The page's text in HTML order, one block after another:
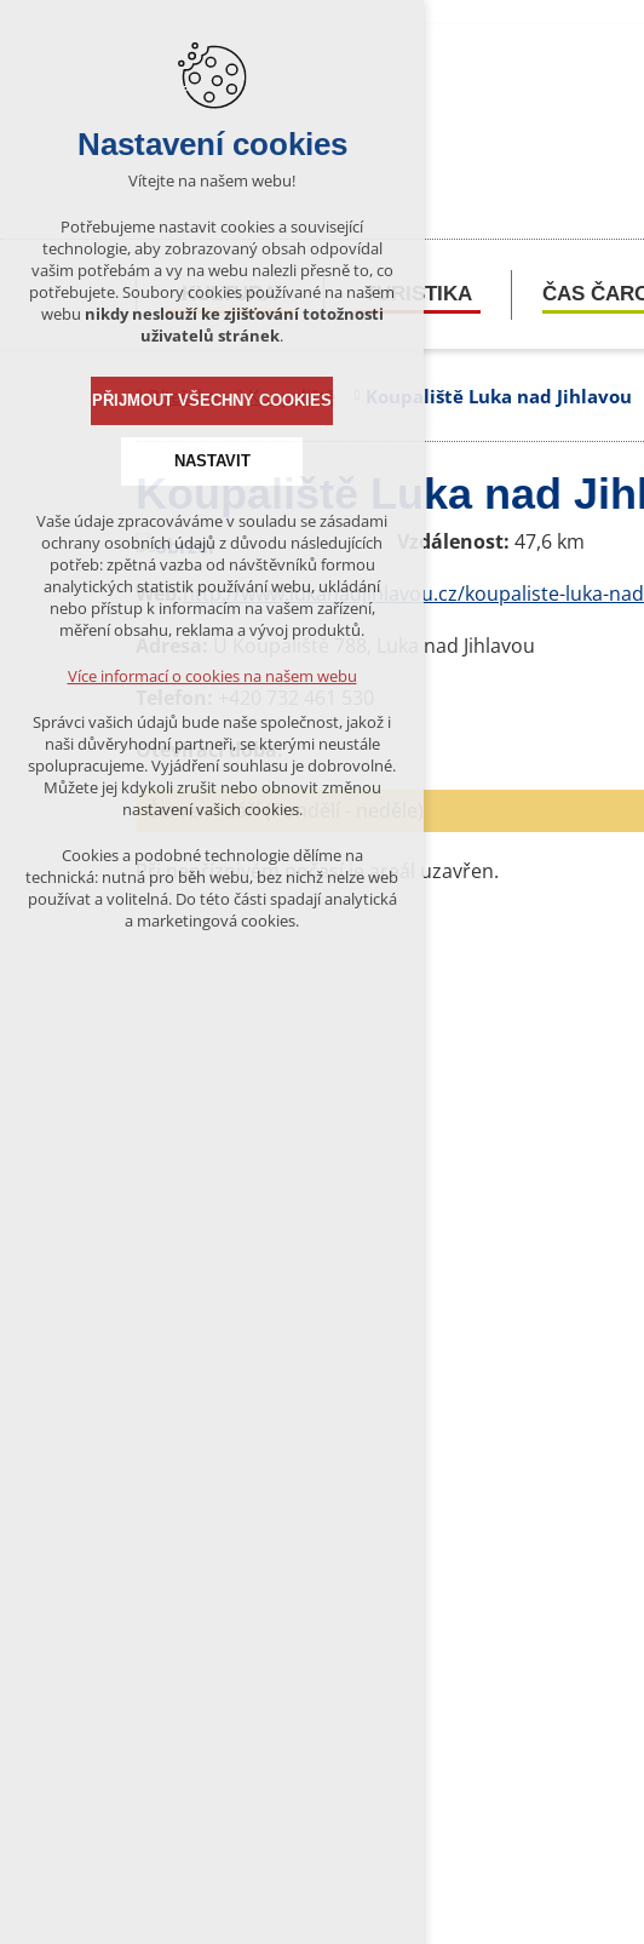
KULTURA TURISTIKA ČAS
Bítešsko Koupaliště Koupaliště Luka nad Jihlavou
Koupaliště Luka nad
Vzdálenost: 47,6 km
Web:http://www.lukanadjihlavou.cz/koupaliste-luka-
Adresa:
U Koupaliště 788, Luka nad Jihlavou
Otevírací doba:
Červen - září (Pondělí - neděle)
Při nepříznivém počasí je areál uzavřen.
Nastavení cookies
Vítejte na našem webu!
Potřebujeme nastavit cookies a související
technologie, aby zobrazovaný obsah odpovídal
vašim potřebám a vy na webu nalezli přesně to, co
potřebujete. Soubory cookies používané na našem
webu nikdy neslouží ke zjišťování totožnosti
uživatelů stránek.
PŘIJMOUT VŠECHNY COOKIES
NASTAVIT
Technická cookies
nutná pro provozování webu
udržení kontextu stránek (session):
případná přihlášení, volby jazyka, apod.
analytická pro anonymizované
vyhodnocení návštěvnosti
marketingová cookies (Google)
Více informací o cookies na našem webu
ODMÍTNOUT VŠE
Vaše údaje zpracováváme v souladu se zásadami
ochrany osobních údajů z důvodu následujících
potřeb: zpětná vazba od návštěvníků formou
analytických statistik používání webu, ukládání
nebo přístup k informacím na vašem zařízení,
měření obsahu, reklama a vývoj produktů.
Více informací o cookies na našem webu
Správci vašich údajů bude naše společnost, jakož i
naši důvěryhodní partneři, se kterými neustále
spolupracujeme. Vyjádření souhlasu je dobrovolné.
Můžete jej kdykoli zrušit nebo obnovit změnou
nastavení vašich cookies.
Cookies a podobné technologie dělíme na
technická: nutná pro běh webu, bez nichž nelze web
používat a volitelná. Do této části spadají analytická
a marketingová cookies.